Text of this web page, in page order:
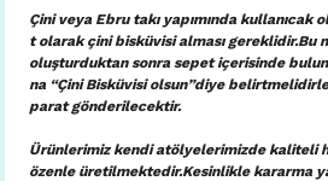
Çini veya Ebru takı yapımında
t olarak çini bisküvisi alması gereklidir.Bu
oluşturduktan sonra sepet içerisinde
na “Çini Bisküvisi olsun”diye
parat gönderilecektir.
Ürünlerimiz kendi atölyelerimizde kaliteli
özenle üretilmektedir.Kesinlikle kararma